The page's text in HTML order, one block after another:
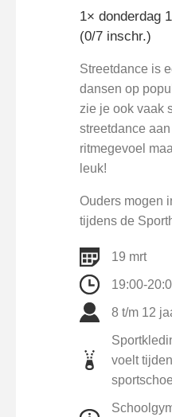
1× donderdag
(0/7 inschr.)
Streetdance is
dansen op
zie je ook vaak
streetdance
ritmegevoel
leuk!
Ouders mogen
tijdens de
19 mrt
19:00-
8 t/m 12
voelt